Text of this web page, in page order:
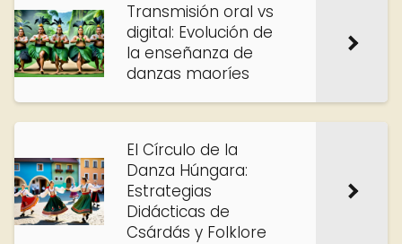
Transmisión oral vs
digital: Evolución de
la enseñanza de
danzas maoríes
El Círculo de la
Danza Húngara:
Estrategias
Didácticas de
Csárdás y Folklore